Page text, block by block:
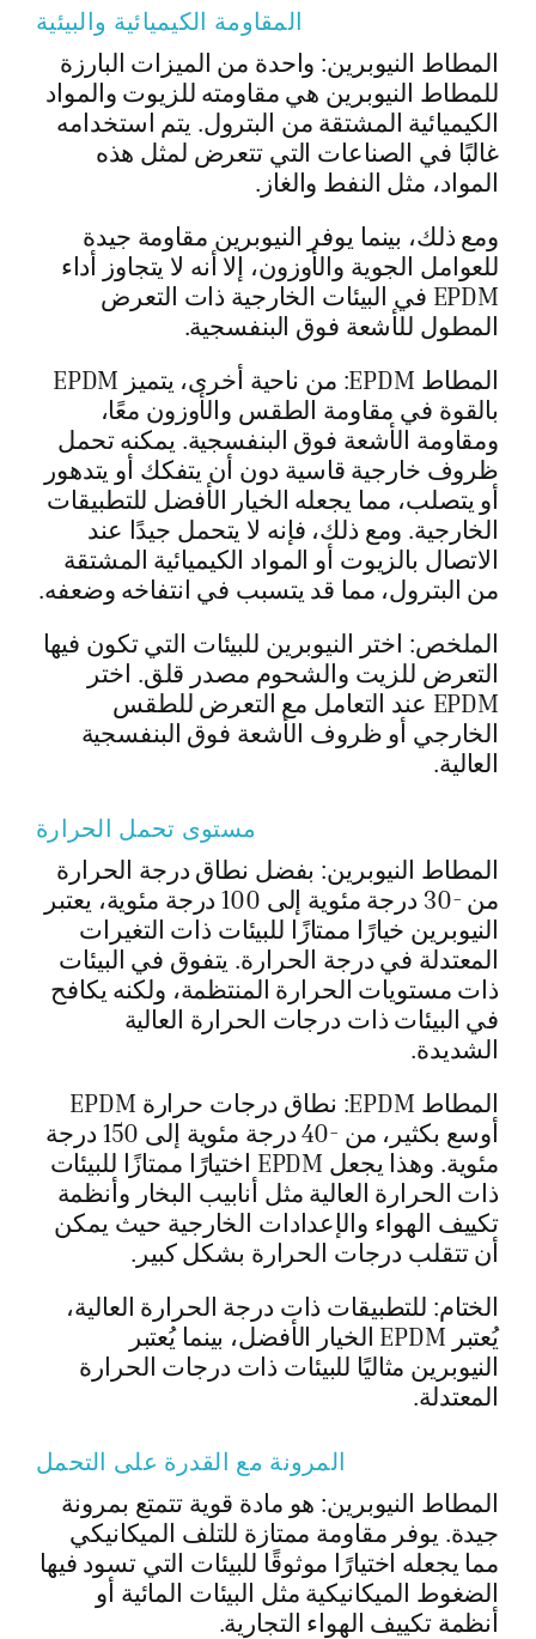
المقاومة الكيميائية والبيئية
المطاط النيوبرين: واحدة من الميزات البارزة
للمطاط النيوبرين هي مقاومته للزيوت والمواد
الكيميائية المشتقة من البترول. يتم استخدامه
غالبًا في الصناعات التي تتعرض لمثل هذه
المواد، مثل النفط والغاز.
ومع ذلك، بينما يوفر النيوبرين مقاومة جيدة
للعوامل الجوية والأوزون، إلا أنه لا يتجاوز أداء
EPDM في البيئات الخارجية ذات التعرض
المطول للأشعة فوق البنفسجية.
المطاط EPDM: من ناحية أخرى، يتميز EPDM
بالقوة في مقاومة الطقس والأوزون معًا،
ومقاومة الأشعة فوق البنفسجية. يمكنه تحمل
ظروف خارجية قاسية دون أن يتفكك أو يتدهور
أو يتصلب، مما يجعله الخيار الأفضل للتطبيقات
الخارجية. ومع ذلك، فإنه لا يتحمل جيدًا عند
الاتصال بالزيوت أو المواد الكيميائية المشتقة
من البترول، مما قد يتسبب في انتفاخه وضعفه.
الملخص: اختر النيوبرين للبيئات التي تكون فيها
التعرض للزيت والشحوم مصدر قلق. اختر
EPDM عند التعامل مع التعرض للطقس
الخارجي أو ظروف الأشعة فوق البنفسجية
العالية.
مستوى تحمل الحرارة
المطاط النيوبرين: بفضل نطاق درجة الحرارة
من -30 درجة مئوية إلى 100 درجة مئوية، يعتبر
النيوبرين خيارًا ممتازًا للبيئات ذات التغيرات
المعتدلة في درجة الحرارة. يتفوق في البيئات
ذات مستويات الحرارة المنتظمة، ولكنه يكافح
في البيئات ذات درجات الحرارة العالية
الشديدة.
المطاط EPDM: نطاق درجات حرارة EPDM
أوسع بكثير، من -40 درجة مئوية إلى 150 درجة
مئوية. وهذا يجعل EPDM اختيارًا ممتازًا للبيئات
ذات الحرارة العالية مثل أنابيب البخار وأنظمة
تكييف الهواء والإعدادات الخارجية حيث يمكن
أن تتقلب درجات الحرارة بشكل كبير.
الختام: للتطبيقات ذات درجة الحرارة العالية،
يُعتبر EPDM الخيار الأفضل، بينما يُعتبر
النيوبرين مثاليًا للبيئات ذات درجات الحرارة
المعتدلة.
المرونة مع القدرة على التحمل
المطاط النيوبرين: هو مادة قوية تتمتع بمرونة
جيدة. يوفر مقاومة ممتازة للتلف الميكانيكي
مما يجعله اختيارًا موثوقًا للبيئات التي تسود فيها
الضغوط الميكانيكية مثل البيئات المائية أو
أنظمة تكييف الهواء التجارية.